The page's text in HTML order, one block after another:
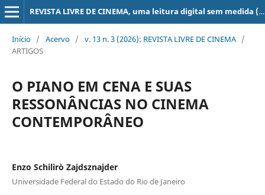
REVISTA LIVRE DE CINEMA, uma leitura digital sem medida (super 8, 16, 35, 70 mm, ...)
Início / Acervo / v. 13 n. 3 (2026): REVISTA LIVRE DE CINEMA /
ARTIGOS
O PIANO EM CENA E SUAS
RESSONÂNCIAS NO CINEMA
CONTEMPORÂNEO
Enzo Schilirò Zajdsznajder
Universidade Federal do Estado do Rio de Janeiro